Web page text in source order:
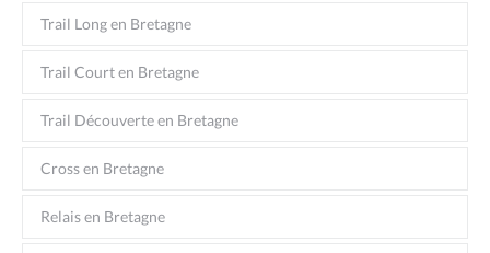
Trail Long en Bretagne
Trail Court en Bretagne
Trail Découverte en Bretagne
Cross en Bretagne
Relais en Bretagne